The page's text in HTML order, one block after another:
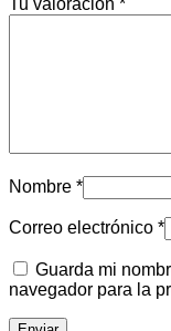
Nombre *
Correo electrónico *
Guarda mi
navegador para la